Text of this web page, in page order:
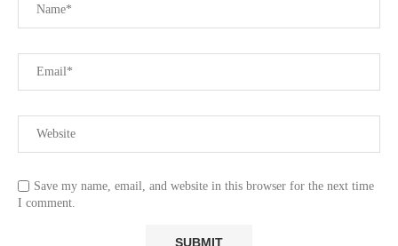
Save my name, email, and website in this browser for the next time
I comment.